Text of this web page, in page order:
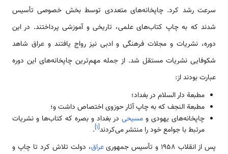
سرعت رشد کرد. چاپخانه‌های متعددی توسط بخش خصوصی تأسیس
شدند که به چاپ کتاب‌های علمی، تاریخی و آموزشی پرداختند. در این
دوره، نشریات و مجلات فرهنگی و ادبی نیز رواج یافتند و عراق شاهد
شکوفایی نشریات مستقل شد. از جمله مهم‌ترین چاپخانه‌های این دوره
عبارت بودند از:
مطبعة دار السلام در بغداد؛
مطبعة النجف که به چاپ آثار حوزوی اختصاص داشت و؛
چاپخانه‌های یهودی ومسیحی در بغداد و بصره که کتاب‌ها و نشریات
مرتبط با جوامع خود را منتشر می‌کردند[۱]
.
پس از انقلاب ۱۹۵۸ و تأسیس جمهوری
عراق، دولت تلاش کرد تا چاپ و